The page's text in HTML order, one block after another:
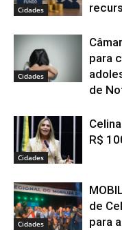
Cidades
Cidades
para
de
Cidades
R$
Cidades
de
para